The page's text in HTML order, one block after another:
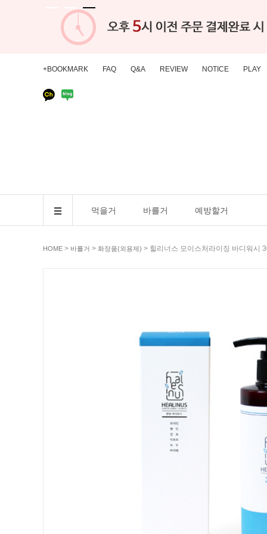
+BOOKMARK FAQ Q&A REVIEW NOTICE PLAY
먹을거 바를거 예방할거
HOME > 바를거 > 화장품(외용제) > 힐리너스 모이스처라이징 바디워시